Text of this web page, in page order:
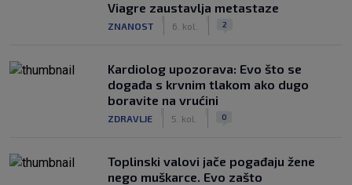
Viagre zaustavlja metastaze
ZNANOST 6. kol. 2
Kardiolog upozorava: Evo što se
događa s krvnim tlakom ako dugo
boravite na vrućini
ZDRAVLJE 5. kol. 0
Toplinski valovi jače pogađaju žene
nego muškarce. Evo zašto